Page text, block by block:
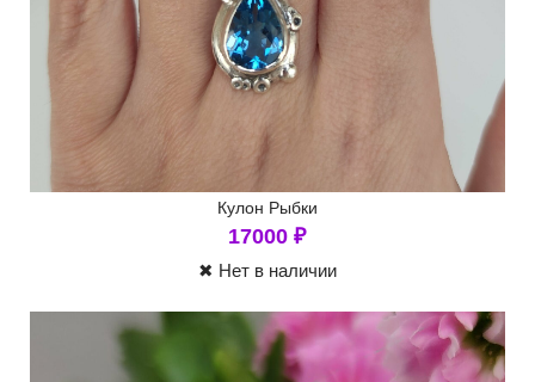
Кулон Рыбки
17000 ₽
✖ Нет в наличии